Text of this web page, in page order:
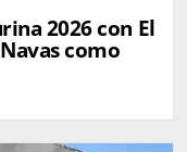
2026 con El
como